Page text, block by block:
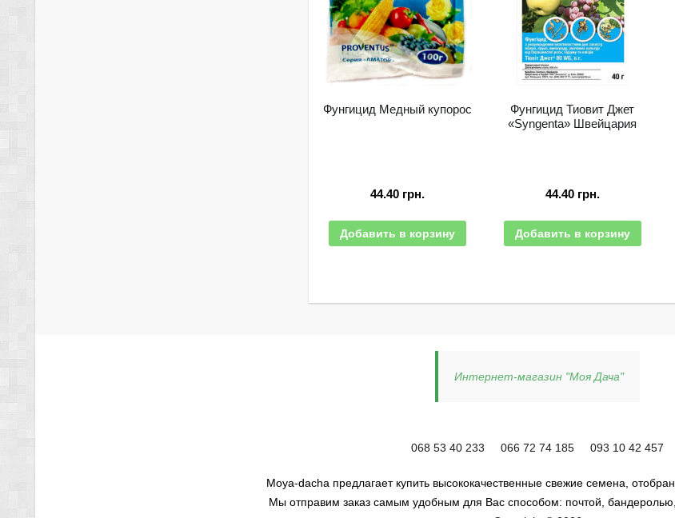
Фунгицид Медный купорос
44.40 грн.
Добавить в корзину
Фунгицид Тиовит Джет
«Syngenta» Швейцария
44.40 грн.
Добавить в корзину
Интернет-магазин "Моя Дача"
068 53 40 233 066 72 74 185 093 10 42 457
Moya-dacha предлагает купить высококачественные свежие семена,
Мы отправим заказ самым удобным для Вас способом: почтой,